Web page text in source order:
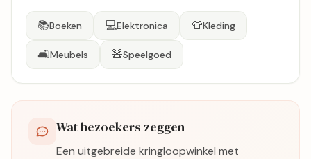
📚Boeken 💻Elektronica 👕Kleding
🛋️Meubels 🧸Speelgoed
Wat bezoekers zeggen
Een uitgebreide kringloopwinkel met